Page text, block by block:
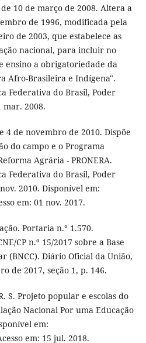
de 10 de março de 2008. Altera a
de 1996, modificada pela
de 2003, que estabelece as
nacional, para incluir no
ensino a obrigatoriedade da
Afro-Brasileira e Indígena".
Federativa do Brasil, Poder
mar. 2008.
4 de novembro de 2010. Dispõe
do campo e o Programa
Agrária - PRONERA.
Federativa do Brasil, Poder
2010. Disponível em:
em: 01 nov. 2017.
Portaria n.° 1.570.
CP n.º 15/2017 sobre a Base
(BNCC). Diário Oficial da União,
de 2017, seção 1, p. 146.
S. Projeto popular e escolas do
Nacional Por uma Educação
em:
em: 15 jul. 2018.